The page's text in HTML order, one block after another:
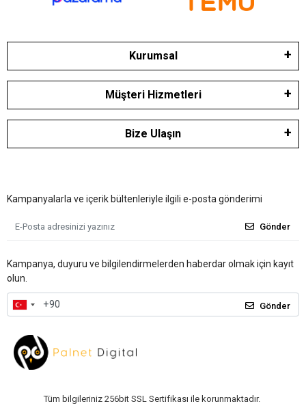
Kurumsal
Müşteri Hizmetleri
Bize Ulaşın
Kampanyalarla ve içerik bültenleriyle ilgili e-posta gönderimi
Gönder
Kampanya, duyuru ve bilgilendirmelerden haberdar olmak için kayıt
olun.
Gönder
Tüm bilgileriniz 256bit SSL Sertifikası ile korunmaktadır.